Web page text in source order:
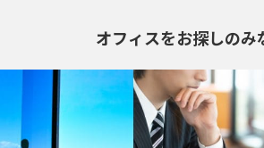
オフィスをお探しのみ